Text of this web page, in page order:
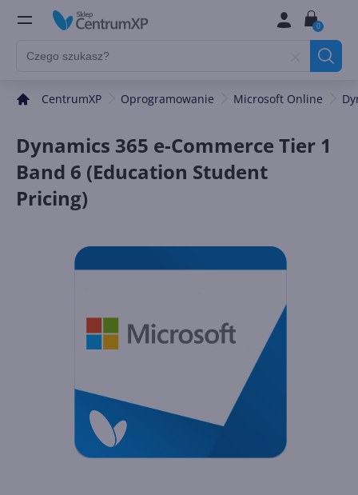
0
CentrumXP Oprogramowanie Microsoft Online
Dynamics 365 e-Commerce Tier 1
Band 6 (Education Student
Pricing)